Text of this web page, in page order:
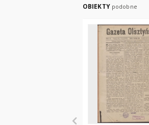
OBIEKTY podobne